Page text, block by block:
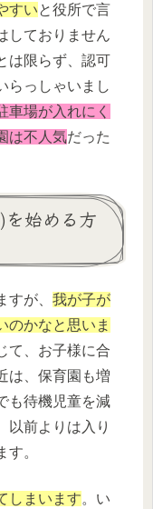
すいと役所で言
しておりません
は限らず、認可
らっしゃいまし
車場が入れにく
は不人気だった
を始める方
が、 我が子が
のかなと思いま
て、お子様に合
は、保育園も増
も待機児童を減
以前よりは入り
。
しまいます。い